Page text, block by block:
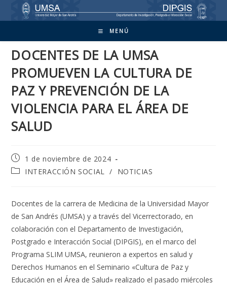
al
MENÚ
DOCENTES DE LA UMSA
PROMUEVEN LA CULTURA DE
PAZ Y PREVENCIÓN DE LA
VIOLENCIA PARA EL ÁREA DE
SALUD
Publicación
de
la
1 de noviembre de 2024
Categoría
entrada:
INTERACCIÓN SOCIAL / NOTICIAS
Docentes de la carrera de Medicina de la Universidad Mayor
de San Andrés (UMSA) y a través del Vicerrectorado, en
colaboración con el Departamento de Investigación,
Postgrado e Interacción Social (DIPGIS), en el marco del
Programa SLIM UMSA, reunieron a expertos en salud y
Derechos Humanos en el Seminario «Cultura de Paz y
Educación en el Área de Salud» realizado el pasado miércoles